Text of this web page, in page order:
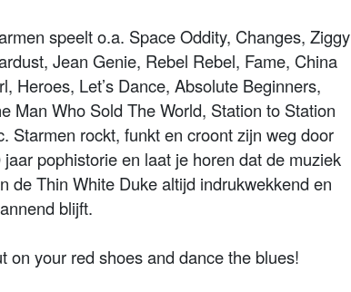
speelt o.a. Space Oddity, Changes, Ziggy
Jean Genie, Rebel Rebel, Fame, China
Heroes, Let’s Dance, Absolute Beginners,
Man Who Sold The World, Station to Station
Starmen rockt, funkt en croont zijn weg door
jaar pophistorie en laat je horen dat de muziek
de Thin White Duke altijd indrukwekkend en
blijft.
on your red shoes and dance the blues!